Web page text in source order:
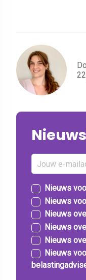
Nieuws
Nieuws
Nieuws
Nieuws
Nieuws
Nieuws